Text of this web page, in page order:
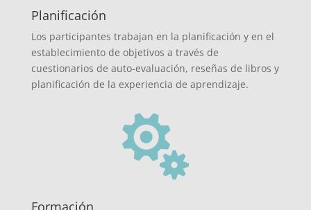
Planificación
Los participantes trabajan en la planificación y en el
establecimiento de objetivos a través de
cuestionarios de auto-evaluación, reseñas de libros y
planificación de la experiencia de aprendizaje.

Formación